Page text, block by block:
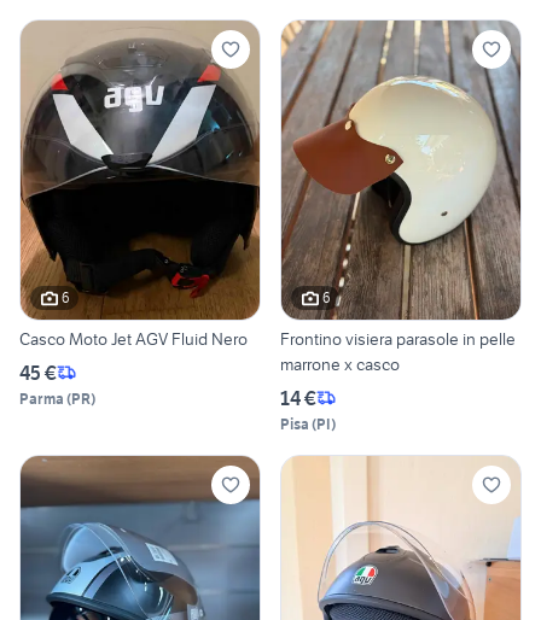
6
Casco Moto Jet AGV Fluid Nero
45 €
Parma (PR)
6
Frontino visiera parasole in pelle
marrone x casco
14 €
Pisa (PI)